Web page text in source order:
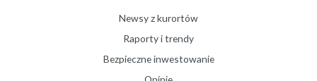
Newsy z kurortów
Raporty i trendy
Bezpieczne inwestowanie